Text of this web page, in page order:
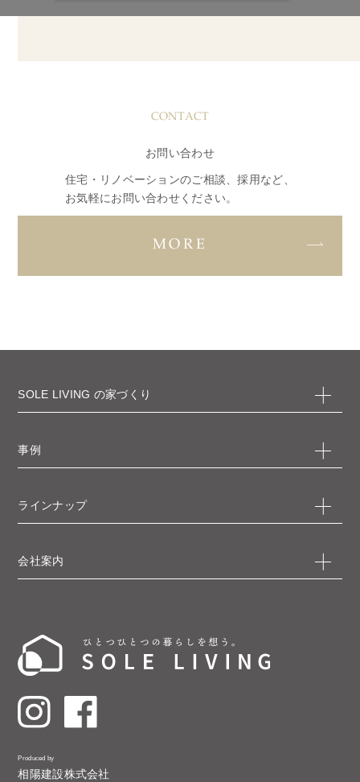
CONTACT
お問い合わせ
住宅・リノベーションのご相談、採用など、
お気軽にお問い合わせください。
MORE
SOLE LIVING の家づくり
事例
ラインナップ
会社案内
Produced by
相陽建設株式会社